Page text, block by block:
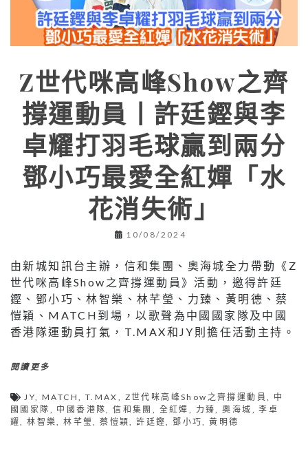
Z世代咪高峰Show之齊
撐運動員丨許廷鏗與李
卓耀打羽毛球贏到兩分
鄧小巧最愛全紅嬋「水
花消失術」
10/08/2024
由新城知訊台主辦，信和集團、奧海城全力帶動《Z
世代咪高峰Show之齊撐運動員》活動，邀得許廷
鏗、鄧小巧、林智樂、林芊瑩、力臻、黃明德、蔡
愷穎、MATCH到場，以歌聲為中國國家隊及中國
香港隊運動員打氣，T.MAX和JY則擔任活動主持。
閱讀更多
JY ,MATCH T.MAX Z世代咪高峰Show之齊撐運動員
中
國國家隊
中國香港隊 ,信和集團 全紅嬋 力臻 ,奧海城 ,李卓
耀
,林智樂 ,林芊瑩 ,蔡愷穎 ,許廷鏗 ,鄧小巧 ,黃明德